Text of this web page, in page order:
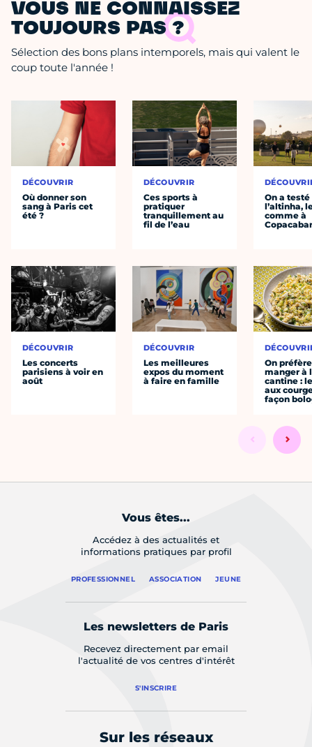
VOUS NE CONNAISSEZ
TOUJOURS PAS ?
Sélection des bons plans intemporels, mais qui valent le
coup toute l'année !
DÉCOUVRIR
Où donner son
sang à Paris cet
été ?
DÉCOUVRIR
Les concerts
parisiens à voir en
août
DÉCOUVRIR
Ces sports à
pratiquer
tranquillement au
fil de l’eau
DÉCOUVRIR
Les meilleures
expos du moment
à faire en famille
On a testé
l’altinha,
comme à
On préfère
manger à
cantine :
aux
façon
Vous êtes...
Accédez à des actualités et
informations pratiques par profil
PROFESSIONNEL ASSOCIATION JEUNE
Les newsletters de Paris
Recevez directement par email
l'actualité de vos centres d'intérêt
S'INSCRIRE
Sur les réseaux